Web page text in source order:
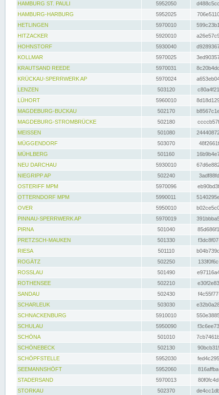
HAMBURG ST. PAULI
5952050
HAMBURG-HARBURG
5952025
HETLINGEN
5970010
HITZACKER
5920010
HOHNSTORF
5930040
KOLLMAR
5970025
KRAUTSAND REEDE
5970031
KRÜCKAU-SPERRWERK AP
5970024
LENZEN
503120
LÜHORT
5960010
MAGDEBURG-BUCKAU
502170
MAGDEBURG-STROMBRÜCKE
502180
MEISSEN
501080
MÜGGENDORF
503070
MÜHLBERG
501160
NEU DARCHAU
5930010
NIEGRIPP AP
502240
OSTERIFF MPM
5970096
OTTERNDORF MPM
5990011
OVER
5950010
PINNAU-SPERRWERK AP
5970019
PIRNA
501040
PRETZSCH-MAUKEN
501330
RIESA
501110
ROGÄTZ
502250
ROSSLAU
501490
ROTHENSEE
502210
SANDAU
502430
SCHARLEUK
503030
SCHNACKENBURG
5910010
SCHULAU
5950090
SCHÖNA
501010
SCHÖNEBECK
502130
SCHÖPFSTELLE
5952030
SEEMANNSHÖFT
5952060
STADERSAND
5970013
STORKAU
502370